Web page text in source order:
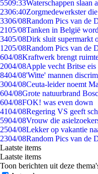
5509:33Waterschappen slaan
2306:40Zorgmedewerkster
3306/08Random Pics van de
2105/08Tanken in België
3405/08Dirk sluit supermarkt
1205/08Random Pics van de
604/08Kraftwerk brengt
2004/08Apple vecht Britse
8404/08'Witte' mannen
3004/08Ceuta-leider noemt
604/08Grote natuurbrand
604/08FOK! was even down
4104/08Regering VS geeft
5904/08Vrouw die
2504/08Lekker op vakantie
2304/08Random Pics van de
Laatste items
Laatste items
Toon berichten uit deze